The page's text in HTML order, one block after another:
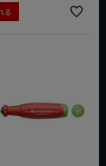
る